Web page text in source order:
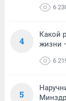
6
4
Какой
жизни
6
5